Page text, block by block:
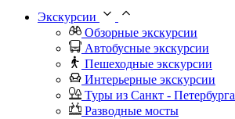
Экскурсии
Обзорные экскурсии
Автобусные экскурсии
Пешеходные экскурсии
Интерьерные экскурсии
Туры из Санкт - Петербурга
Разводные мосты